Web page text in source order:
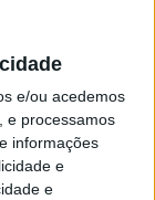
e/ou acedemos
e processamos
informações
e
e